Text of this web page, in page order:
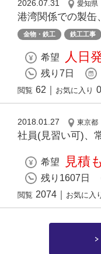
2026.07.31 愛知県
港湾関係での製缶
金物・鉄工 鉄工工事
希望 人日
残り7日
閲覧 62 お気に入り 0
2018.01.27 東京都
社員(見習い可)、
希望 見積
残り1607日
閲覧 2074 お気に入